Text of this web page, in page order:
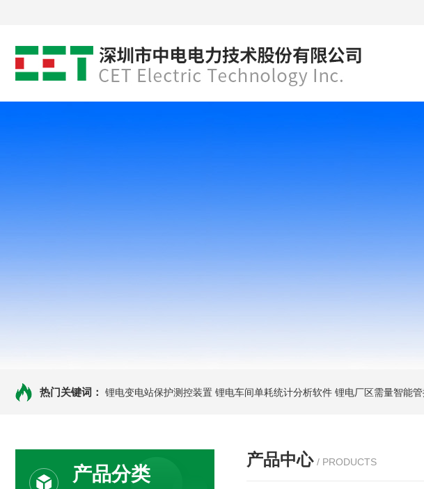
热门关键词： 锂电变电站保护测控装置 锂电车间单耗统计分析软件 锂电厂区需量智能
产品分类
产品中心 / PRODUCTS